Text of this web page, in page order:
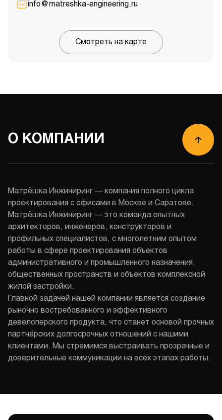
info@matreshka-engineering.ru
Смотреть на карте
О КОМПАНИИ
Матрёшка Инжиниринг — компания полного цикла
проектирования с офисами в Москве и Саратове.
Матрёшка Инжиниринг — это команда опытных
архитекторов, инженеров, конструкторов и
профильных специалистов, с многолетним опытом
работы в сфере проектирования объектов
административного и промышленного назначения,
общественных пространств и объектов комплексной
жилой застройки.
Главной задачей нашей компании является создание
рыночно востребованного и эффективного
девелоперского продукта, что станет основой прочных
партнёрских долгосрочных отношений с нашими
клиентами. Мы стремимся выстраивать прозрачные и
доверительные коммуникации на всех этапах работы.